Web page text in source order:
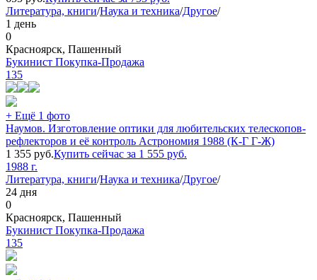
Литература, книги/Наука и техника/Другое/
1 день
0
Красноярск, Пашенный
Букинист Покупка-Продажа
135
+ Ещё 1 фото
Наумов. Изготовление оптики для любительских телескопов-
рефлекторов и её контроль Астрономия 1988 (К-Г Г-Ж)
1 355 руб.Купить сейчас за 1 555 руб.
1988 г.
Литература, книги/Наука и техника/Другое/
24 дня
0
Красноярск, Пашенный
Букинист Покупка-Продажа
135